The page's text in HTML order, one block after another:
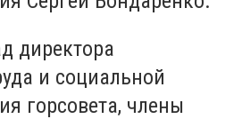
директора
и социальной
горсовета, члены